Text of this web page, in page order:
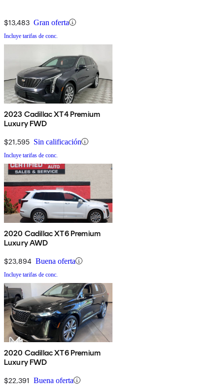
$13,483 Gran oferta
Incluye tarifas de conc.
2023 Cadillac XT4 Premium
Luxury FWD
$21,595 Sin calificación
Incluye tarifas de conc.
2020 Cadillac XT6 Premium
Luxury AWD
$23,894 Buena oferta
Incluye tarifas de conc.
2020 Cadillac XT6 Premium
Luxury FWD
$22,391 Buena oferta